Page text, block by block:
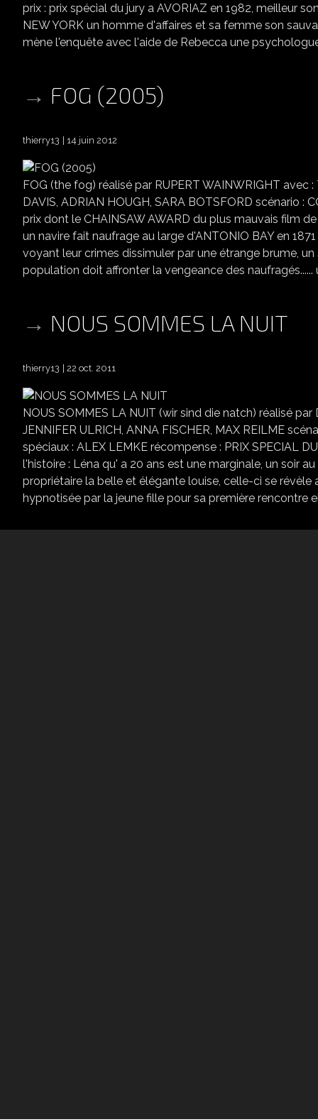
prix : prix spécial du jury a AVORIAZ en 1982, meilleur
NEW YORK un homme d'affaires et sa femme son
mène l'enquête avec l'aide de Rebecca une
FOG (2005)
thierry13 14 juin 2012
FOG (the fog) réalisé par RUPERT WAINWRIGHT avec
DAVIS, ADRIAN HOUGH, SARA BOTSFORD scénario :
prix dont le CHAINSAW AWARD du plus mauvais film
un navire fait naufrage au large d'ANTONIO BAY en
voyant leur crimes dissimuler par une étrange brume,
population doit affronter la vengeance des naufragés......
NOUS SOMMES LA NUIT
thierry13 22 oct. 2011
NOUS SOMMES LA NUIT (wir sind die natch) réalisé
JENNIFER ULRICH, ANNA FISCHER, MAX REILME
spéciaux : ALEX LEMKE récompense : PRIX SPECIAL
l'histoire : Léna qu' a 20 ans est une marginale, un soir
propriétaire la belle et élégante louise, celle-ci se
hypnotisée par la jeune fille pour sa première rencontre